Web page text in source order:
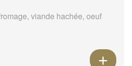
viande hachée, oeuf